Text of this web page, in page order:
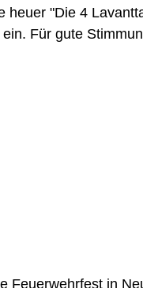
heuer "Die 4
Für gute
Feuerwehrfest in